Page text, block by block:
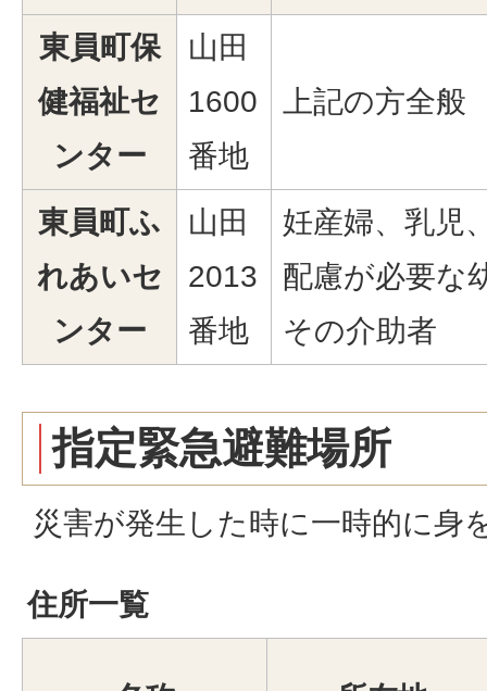
東員町保
健福祉セ
ンター
山田
1600
番地
上記の方全般
東員町ふ
れあいセ
ンター
山田
2013
番地
妊産婦、乳児
配慮が必要な
その介助者
指定緊急避難場所
災害が発生した時に一時的に身
住所一覧